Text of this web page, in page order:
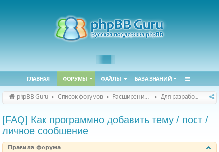
ГЛАВНАЯ ФОРУМЫ ФАЙЛЫ БАЗА ЗНАНИЙ
phpBB Guru Список форумов Расширения phpBB Для разработчиков
[FAQ] Как программно добавить тему / пост /
личное сообщение
Правила форума